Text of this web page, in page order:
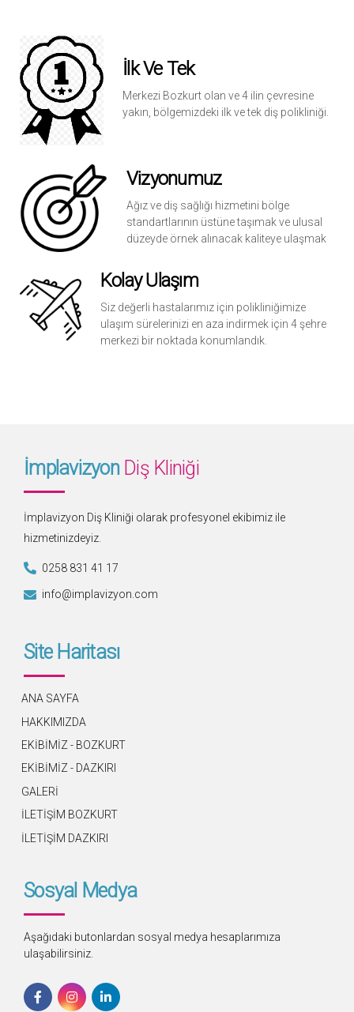
İlk Ve Tek
Merkezi Bozkurt olan ve 4 ilin çevresine
yakın, bölgemizdeki ilk ve tek diş polikliniği.
Vizyonumuz
Ağız ve diş sağlığı hizmetini bölge
standartlarının üstüne taşımak ve ulusal
düzeyde örnek alınacak kaliteye ulaşmak
Kolay Ulaşım
Siz değerli hastalarımız için polikliniğimize
ulaşım sürelerinizi en aza indirmek için 4 şehre
merkezi bir noktada konumlandık.
İmplavizyon Diş Kliniği
İmplavizyon Diş Kliniği olarak profesyonel ekibimiz ile
hizmetinizdeyiz.
0258 831 41 17
info@implavizyon.com
Site Haritası
ANA SAYFA
HAKKIMIZDA
EKİBİMİZ - BOZKURT
EKİBİMİZ - DAZKIRI
GALERİ
İLETİŞİM BOZKURT
İLETİŞİM DAZKIRI
Sosyal Medya
Aşağıdaki butonlardan sosyal medya hesaplarımıza
ulaşabilirsiniz.